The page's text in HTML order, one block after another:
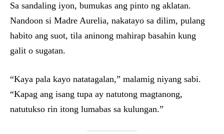
Sa sandaling iyon, bumukas ang pinto ng aklatan.
Nandoon si Madre Aurelia, nakatayo sa dilim, pulang
habito ang suot, tila aninong mahirap basahin kung
galit o sugatan.
“Kaya pala kayo natatagalan,” malamig niyang sabi.
“Kapag ang isang tupa ay natutong magtanong,
natutukso rin itong lumabas sa kulungan.”